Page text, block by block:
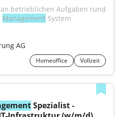
betrieblichen Aufgaben rund
Management System
AG
Homeoffice Vollzeit
Spezialist -